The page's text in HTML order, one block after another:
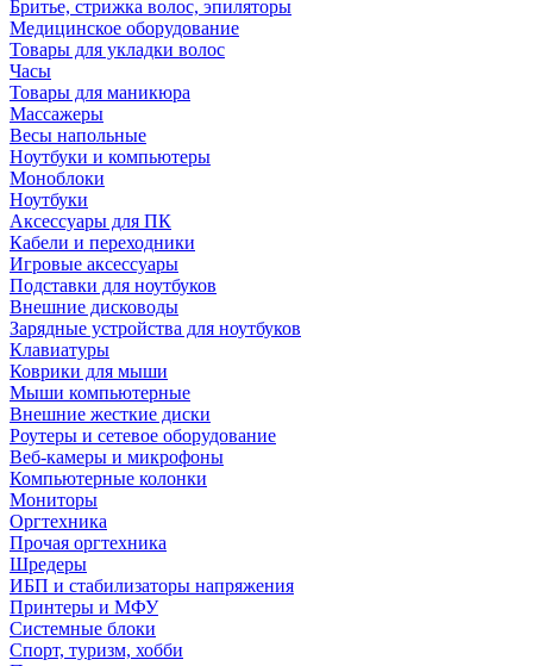
Бритье, стрижка волос, эпиляторы
Медицинское оборудование
Товары для укладки волос
Часы
Товары для маникюра
Массажеры
Весы напольные
Ноутбуки и компьютеры
Моноблоки
Ноутбуки
Аксессуары для ПК
Кабели и переходники
Игровые аксессуары
Подставки для ноутбуков
Внешние дисководы
Зарядные устройства для ноутбуков
Клавиатуры
Коврики для мыши
Мыши компьютерные
Внешние жесткие диски
Роутеры и сетевое оборудование
Веб-камеры и микрофоны
Компьютерные колонки
Мониторы
Оргтехника
Прочая оргтехника
Шредеры
ИБП и стабилизаторы напряжения
Принтеры и МФУ
Системные блоки
Спорт, туризм, хобби